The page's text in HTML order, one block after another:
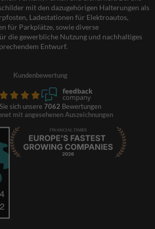
mit den dazugehörigen Halterungen als
Ladestationen für Elektroautos,
für Parkplätze, sowie diverse
die gewerbliche Nutzung und nachhaltiges
Entwurf.
Kundenbewertung
sich unsere 7062 Bewertungen
mit angesehenen Auszeichnungen